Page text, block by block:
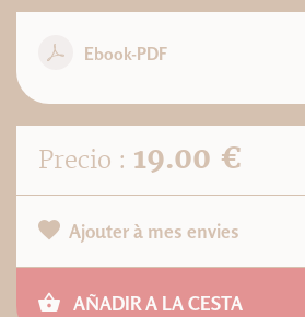
Ebook-PDF
Precio : 19.00 €
Ajouter à mes envies
AÑADIR A LA CESTA